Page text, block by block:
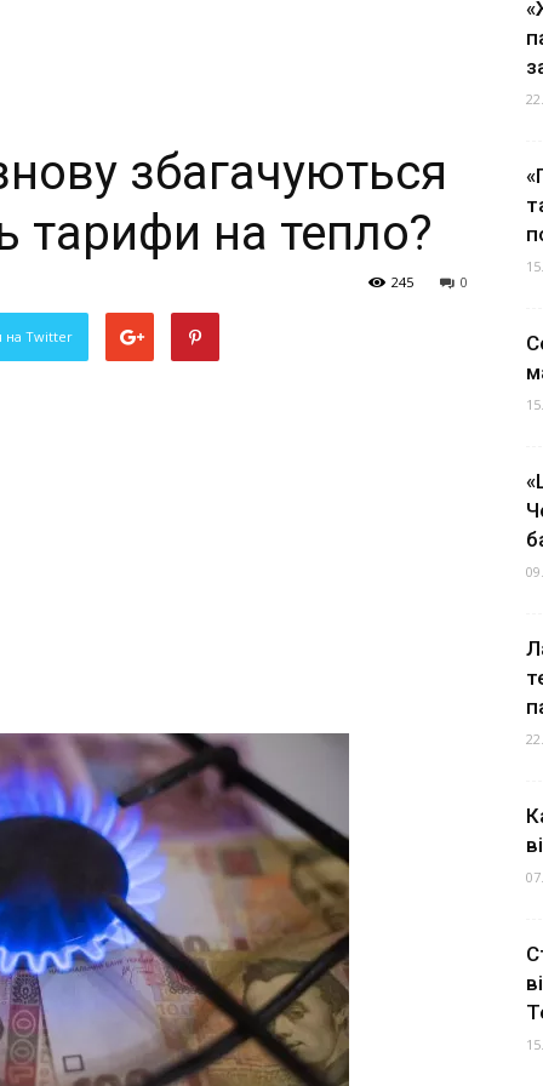
збагачуються
тарифи на тепло?
0
245
на Twitter